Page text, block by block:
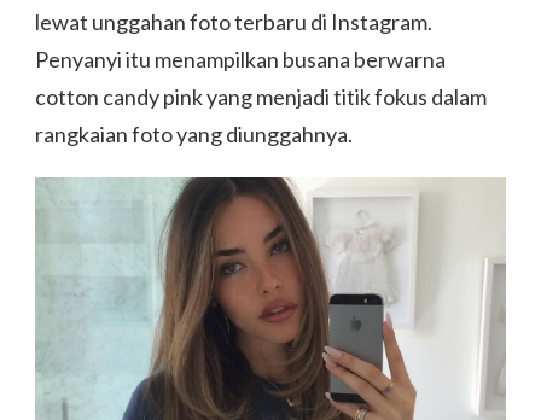
lewat unggahan foto terbaru di Instagram.
Penyanyi itu menampilkan busana berwarna
cotton candy pink yang menjadi titik fokus dalam
rangkaian foto yang diunggahnya.